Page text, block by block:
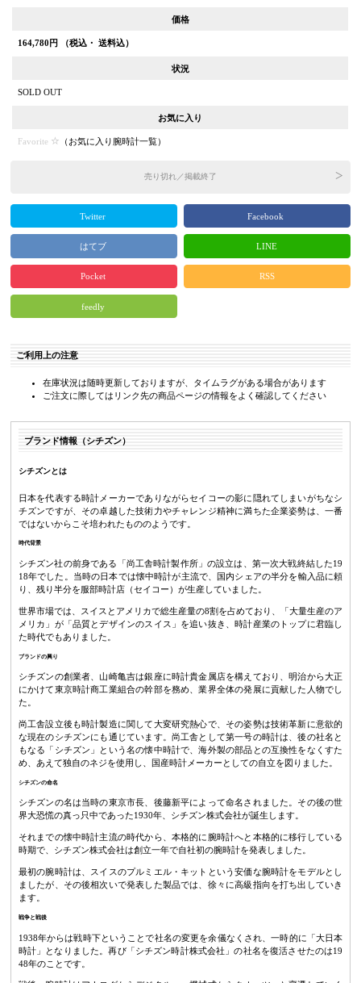
価格
164,780 円 （税込・ 送料込）
状況
SOLD OUT
お気に入り
Favorite （お気に入り腕時計一覧）
売り切れ／掲載終了
Twitter Facebook
はてブ LINE
Pocket RSS
feedly
ご利用上の注意
在庫状況は随時更新しておりますが、タイムラグがある場合があります
ご注文に際してはリンク先の商品ページの情報をよく確認してください
ブランド情報（シチズン）
シチズンとは
日本を代表する時計メーカーでありながらセイコーの影に隠れてしまいがちなシ
チズンですが、その卓越した技術力やチャレンジ精神に満ちた企業姿勢は、一番
ではないからこそ培われたもののようです。
時代背景
シチズン社の前身である「尚工舎時計製作所」の設立は、第一次大戦終結した19
18年でした。当時の日本では懐中時計が主流で、国内シェアの半分を輸入品に頼
り、残り半分を服部時計店（セイコー）が生産していました。
世界市場では、スイスとアメリカで総生産量の8割を占めており、「大量生産のア
メリカ」が「品質とデザインのスイス」を追い抜き、時計産業のトップに君臨し
た時代でもありました。
ブランドの興り
シチズンの創業者、山崎亀吉は銀座に時計貴金属店を構えており、明治から大正
にかけて東京時計商工業組合の幹部を務め、業界全体の発展に貢献した人物でし
た。
尚工舎設立後も時計製造に関して大変研究熱心で、その姿勢は技術革新に意欲的
な現在のシチズンにも通じています。尚工舎として第一号の時計は、後の社名と
もなる「シチズン」という名の懐中時計で、海外製の部品との互換性をなくすた
め、あえて独自のネジを使用し、国産時計メーカーとしての自立を図りました。
シチズンの命名
シチズンの名は当時の東京市長、後藤新平によって命名されました。その後の世
界大恐慌の真っ只中であった1930年、シチズン株式会社が誕生します。
それまでの懐中時計主流の時代から、本格的に腕時計へと本格的に移行している
時期で、シチズン株式会社は創立一年で自社初の腕時計を発表しました。
最初の腕時計は、スイスのプルミエル・キットという安価な腕時計をモデルとし
ましたが、その後相次いで発表した製品では、徐々に高級指向を打ち出していき
ます。
戦争と戦後
1938年からは戦時下ということで社名の変更を余儀なくされ、一時的に「大日本
時計」となりました。再び「シチズン時計株式会社」の社名を復活させたのは19
48年のことです。